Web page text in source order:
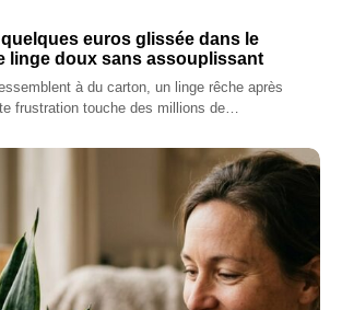
euros glissée dans le
linge doux sans assouplissant
à du carton, un linge rêche après
frustration touche des millions de…